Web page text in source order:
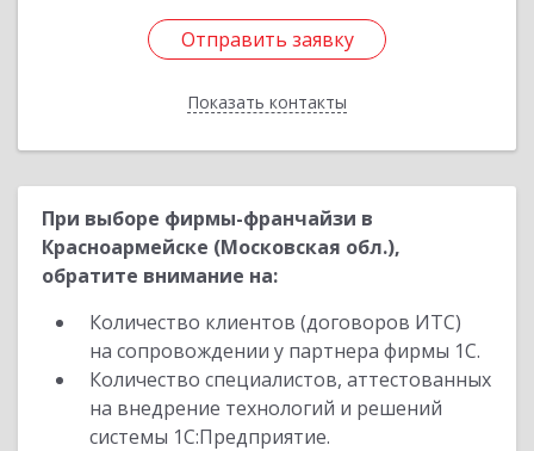
Отправить заявку
Показать контакты
Отправить заявку
Назад
При выборе фирмы-франчайзи в
Красноармейске (Московская обл.),
обратите внимание на:
Количество клиентов (договоров ИТС)
на сопровождении у партнера фирмы 1С.
Количество специалистов, аттестованных
на внедрение технологий и решений
системы 1С:Предприятие.